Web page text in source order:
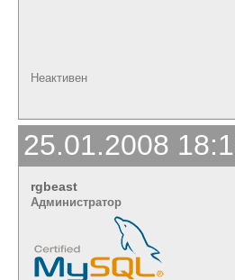
Неактивен
25.01.2008
rgbeast
Администратор